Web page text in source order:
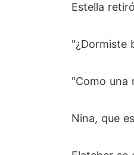
Estella
"¿Dormiste
"Como una
Nina, que